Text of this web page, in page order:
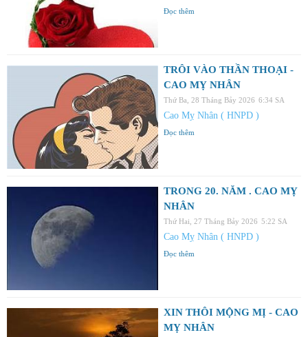
Đọc thêm
TRÔI VÀO THẦN THOẠI -
CAO MỴ NHÂN
Thứ Ba, 28 Tháng Bảy 2026 6:34 SA
Cao Mỵ Nhân ( HNPD )
Đọc thêm
TRONG 20. NĂM . CAO MỴ
NHÂN
Thứ Hai, 27 Tháng Bảy 2026 5:22 SA
Cao Mỵ Nhân ( HNPD )
Đọc thêm
XIN THÔI MỘNG MỊ - CAO
MỴ NHÂN